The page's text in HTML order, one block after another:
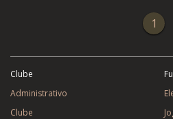
1
Clube
Administrativo
Clube